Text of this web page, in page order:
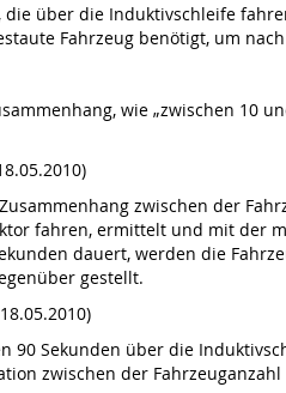
über die Induktivschleife
Fahrzeug benötigt, um
wie „zwischen 10
zwischen der
fahren, ermittelt und mit der
dauert, werden die
gestellt.
90 Sekunden über die
zwischen der